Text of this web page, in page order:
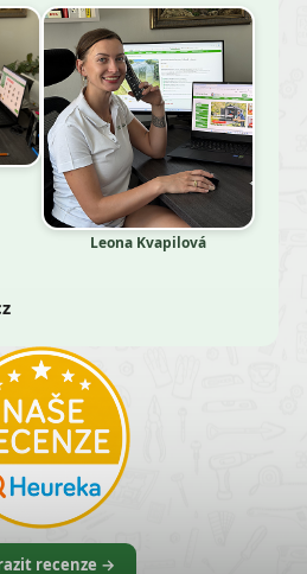
Leona Kvapilová
recenze →